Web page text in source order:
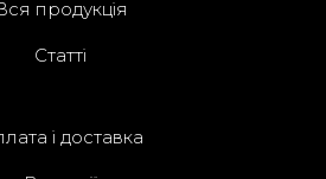
продукція
Статті
і доставка